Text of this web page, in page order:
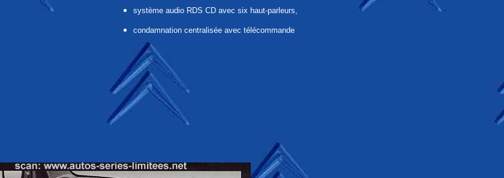
système audio RDS CD avec six haut-parleurs,
condamnation centralisée avec télécommande